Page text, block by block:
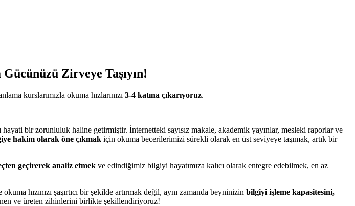
Zirveye Taşıyın!
kurslarımızla okuma hızlarınızı 3-4 katına çıkarıyoruz.
bir zorunluluk haline getirmiştir. İnternetteki sayısız makale, akademik yayınlar, mesleki raporlar ve
hakim olarak öne çıkmak için okuma becerilerimizi sürekli olarak en üst seviyeye taşımak, artık bir
geçirerek analiz etmek ve edindiğimiz bilgiyi hayatımıza kalıcı olarak entegre edebilmek, en az
hızınızı şaşırtıcı bir şekilde artırmak değil, aynı zamanda beyninizin bilgiyi işleme kapasitesini,
ve üreten zihinlerini birlikte şekillendiriyoruz!